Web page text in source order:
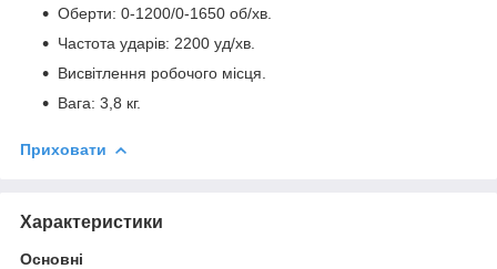
Оберти: 0-1200/0-1650 об/хв.
Частота ударів: 2200 уд/хв.
Висвітлення робочого місця.
Вага: 3,8 кг.
Приховати
Характеристики
Основні